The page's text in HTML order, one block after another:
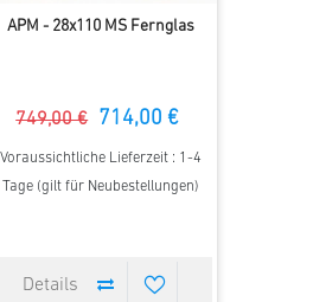
APM - 28x110 MS Fernglas
749,00 € 714,00 €
Voraussichtliche Lieferzeit : 1-4
Tage (gilt für Neubestellungen)